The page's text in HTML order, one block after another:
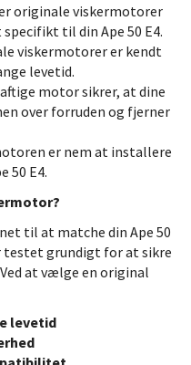
originale viskermotorer
til din Ape 50 E4.
viskermotorer er kendt
levetid.
motor sikrer, at dine
over forruden og fjerner
er nem at installere
50 E4.
til at matche din Ape 50
testet grundigt for at sikre
at vælge en original
levetid